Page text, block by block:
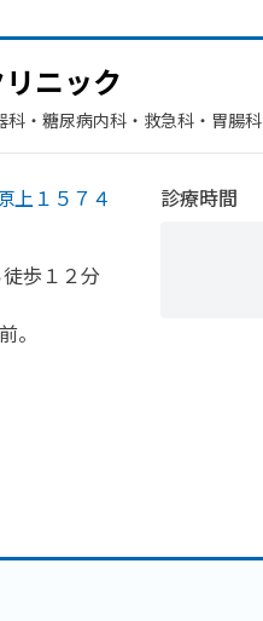
ニック
・​糖尿病内科・​救急科・​胃腸科
上１５７４
徒歩１２分
。
診療時間